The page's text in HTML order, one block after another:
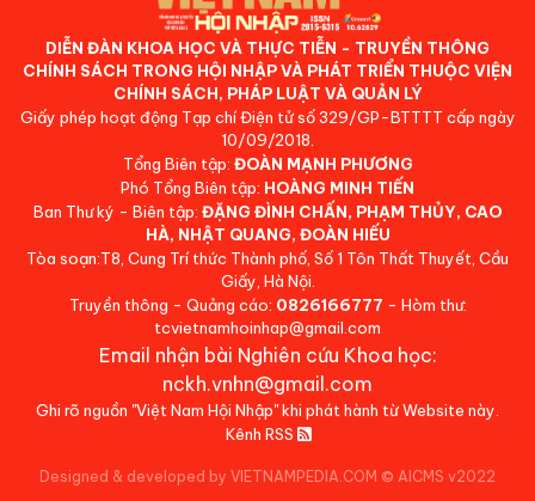
DIỄN ĐÀN KHOA HỌC VÀ THỰC TIỄN - TRUYỀN THÔNG
CHÍNH SÁCH TRONG HỘI NHẬP VÀ PHÁT TRIỂN THUỘC VIỆN
CHÍNH SÁCH, PHÁP LUẬT VÀ QUẢN LÝ
Giấy phép hoạt động Tạp chí Điện tử số 329/GP-BTTTT cấp ngày
10/09/2018.
Tổng Biên tập: ĐOÀN MẠNH PHƯƠNG
Phó Tổng Biên tập: HOÀNG MINH TIẾN
Ban Thư ký - Biên tập: ĐẶNG ĐÌNH CHẤN, PHẠM THỦY, CAO
HÀ, NHẬT QUANG, ĐOÀN HIẾU
Tòa soạn:T8, Cung Trí thức Thành phố, Số 1 Tôn Thất Thuyết, Cầu
Giấy, Hà Nội.
Truyền thông - Quảng cáo: 0826166777 - Hòm thư:
tcvietnamhoinhap@gmail.com
Email nhận bài Nghiên cứu Khoa học:
nckh.vnhn@gmail.com
Ghi rõ nguồn "Việt Nam Hội Nhập" khi phát hành từ Website này.
Kênh RSS
Designed & developed by VIETNAMPEDIA.COM © AICMS v2022